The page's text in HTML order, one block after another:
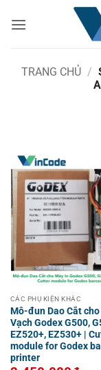
qua
TRANG CHỦ /
CÁC PHỤ KIỆN KHÁC
Mô-đun Dao Cắt
Vạch Godex G500,
EZ520+, EZ530+ |
module for Godex
printer